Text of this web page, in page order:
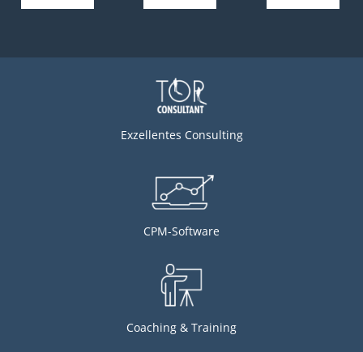
Exzellentes Consulting
CPM-Software
Coaching & Training